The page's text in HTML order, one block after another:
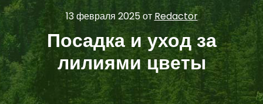
13 февраля 2025от Redactor
Посадка и уход за
лилиями цветы